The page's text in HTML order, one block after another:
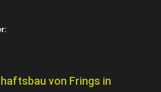
von Frings in